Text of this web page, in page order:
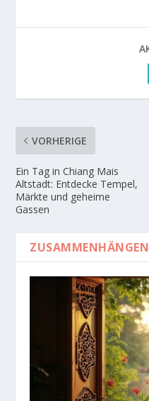
VORHERIGE
Ein Tag in Chiang Mais
Altstadt: Entdecke Tempel,
Märkte und geheime
Gassen